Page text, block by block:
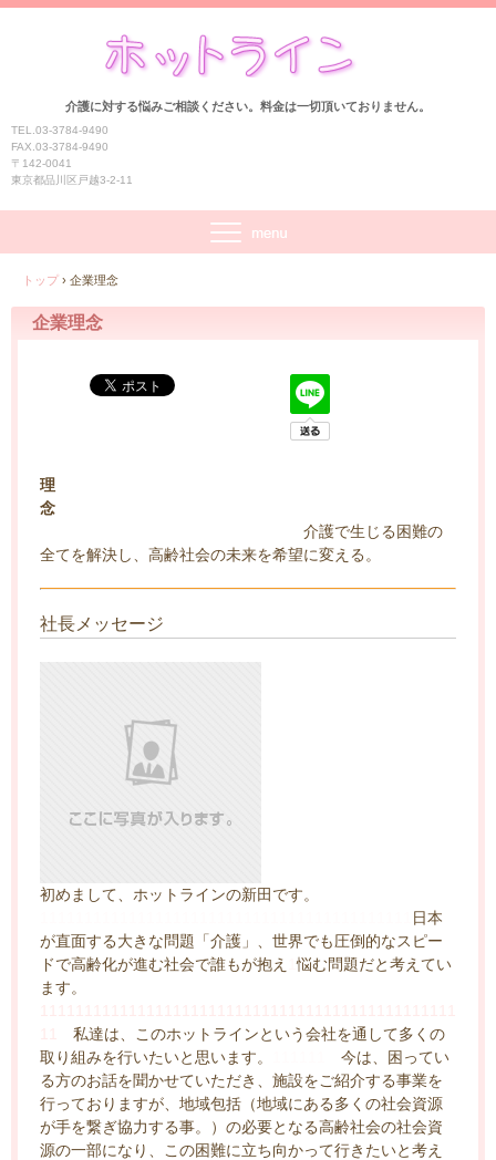
介護に対する悩みご相談ください。料金は一切頂いておりません。
TEL.03-3784-9490
FAX.03-3784-9490
〒142-0041
東京都品川区戸越3-2-11
トップ › 企業理念
企業理念
理
念
介護で生じる困難の
全てを解決し、高齢社会の未来を希望に変える。
社長メッセージ
初めまして、ホットラインの新田です。
日本
が直面する大きな問題「介護」、世界でも圧倒的なスピー
ドで高齢化が進む社会で誰もが抱え
1悩む問題だと考えてい
ます。
私達は、このホットラインという会社を通して多くの
取り組みを行いたいと思います。
今は、困ってい
る方のお話を聞かせていただき、施設をご紹介する事業を
行っておりますが、地域包括（地域にある多くの社会資源
が手を繋ぎ協力する事。）の必要となる高齢社会の社会資
源の一部になり、この困難に立ち向かって行きたいと考え